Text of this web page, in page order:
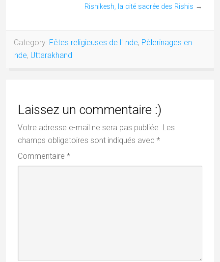
Rishikesh, la cité sacrée des Rishis →
Category: Fêtes religieuses de l'Inde, Pèlerinages en
Inde, Uttarakhand
Laissez un commentaire :)
Votre adresse e-mail ne sera pas publiée. Les
champs obligatoires sont indiqués avec *
Commentaire *